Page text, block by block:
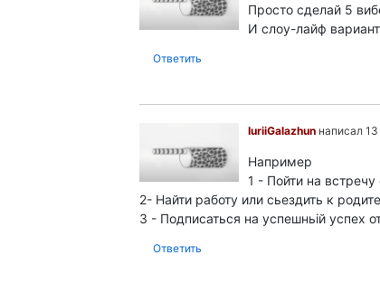
Просто сделай 5
И слоу-лайф
Ответить
IuriiGalazhun написал
Например
1 - Пойти на встречу
2- Найти работу или сьездить к
3 - Подписаться на успешньій успех
Ответить